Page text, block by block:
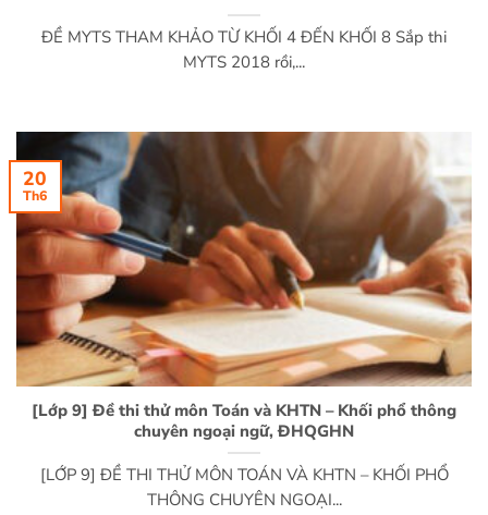
ĐỀ MYTS THAM KHẢO TỪ KHỐI 4 ĐẾN KHỐI 8 Sắp thi
MYTS 2018 rồi,...
[Lớp 9] Đề thi thử môn Toán và KHTN – Khối phổ thông
chuyên ngoại ngữ, ĐHQGHN
[LỚP 9] ĐỀ THI THỬ MÔN TOÁN VÀ KHTN – KHỐI PHỔ
THÔNG CHUYÊN NGOẠI...
20
Th6